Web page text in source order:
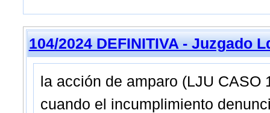
104/2024 DEFINITIVA - Juzgado
la acción de amparo (LJU CASO
cuando el incumplimiento